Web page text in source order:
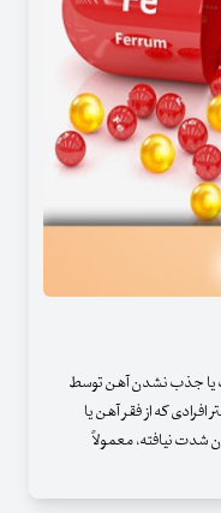
یا جذب نشدن آهن توسط
افرادی که از فقر آهن یا
شدت نیافته، معمولاً